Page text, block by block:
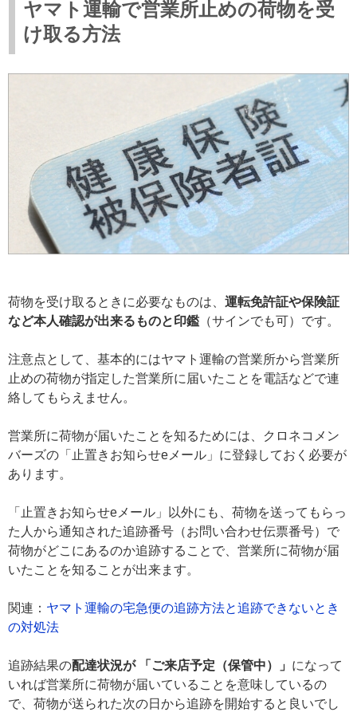
ヤマト運輸で営業所止めの荷物を受
け取る方法
荷物を受け取るときに必要なものは、 運転免許証や保険証
など本人確認が出来るものと印鑑 （サインでも可）です。
注意点として、基本的にはヤマト運輸の営業所から営業所
止めの荷物が指定した営業所に届いたことを電話などで連
絡してもらえません。
営業所に荷物が届いたことを知るためには、クロネコメン
バーズの「止置きお知らせeメール」に登録しておく必要が
あります。
「止置きお知らせeメール」以外にも、荷物を送ってもらっ
た人から通知された追跡番号（お問い合わせ伝票番号）で
荷物がどこにあるのか追跡することで、営業所に荷物が届
いたことを知ることが出来ます。
関連： ヤマト運輸の宅急便の追跡方法と追跡できないとき
の対処法
追跡結果の配達状況が 「ご来店予定（保管中）」 になって
いれば営業所に荷物が届いていることを意味しているの
で、荷物が送られた次の日から追跡を開始すると良いでし